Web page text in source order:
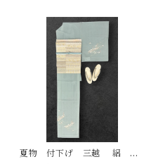
夏物 付下げ 三越 絽 う